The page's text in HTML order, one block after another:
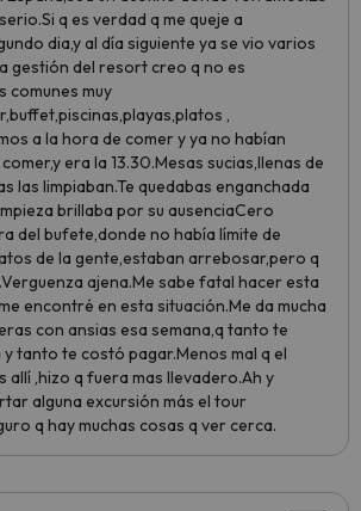
q es verdad q me queje a
dia,y al día siguiente ya se vio varios
gestión del resort creo q no es
comunes muy
,
a la hora de comer y ya no habían
era la 13.30.Mesas sucias,llenas de
las limpiaban.Te quedabas enganchada
brillaba por su ausenciaCero
del bufete,donde no había límite de
de la gente,estaban arrebosar,pero q
ajena.Me sabe fatal hacer esta
encontré en esta situación.Me da mucha
con ansias esa semana,q tanto te
tanto te costó pagar.Menos mal q el
allí ,hizo q fuera mas llevadero.Ah y
alguna excursión más el tour
q hay muchas cosas q ver cerca.